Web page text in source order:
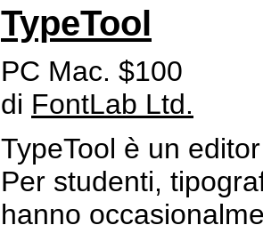
TypeTool
PC Mac. $100
di FontLab Ltd.
TypeTool è un
Per studenti,
hanno